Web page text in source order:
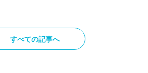
すべての記事へ